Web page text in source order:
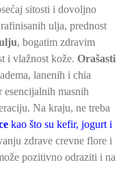
sitosti i dovoljno
ulja, prednost
, bogatim zdravim
i vlažnost kože. Orašasti
lanenih i chia
esencijalnih masnih
Na kraju, ne treba
kao što su kefir, jogurt i
zdrave crevne flore i
pozitivno odraziti i na